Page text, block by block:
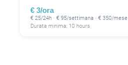
€ 3/ora
€ 25/24h · € 95/settimana · € 350/mese
Durata minima: 10 hours